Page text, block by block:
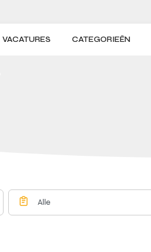
VACATURES CATEGORIEËN
Alle